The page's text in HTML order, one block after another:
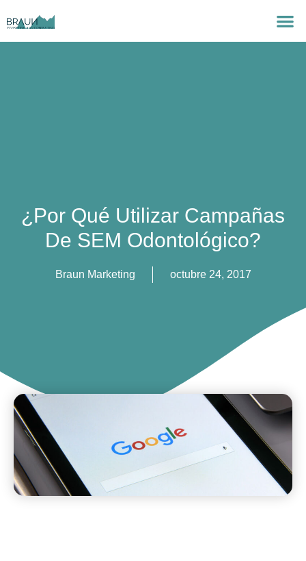
¿Por Qué Utilizar Campañas
De SEM Odontológico?
Braun Marketing octubre 24, 2017